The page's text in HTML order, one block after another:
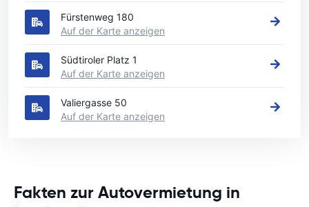
Fürstenweg 180
Auf der Karte anzeigen
Südtiroler Platz 1
Auf der Karte anzeigen
Valiergasse 50
Auf der Karte anzeigen
Fakten zur Autovermietung in